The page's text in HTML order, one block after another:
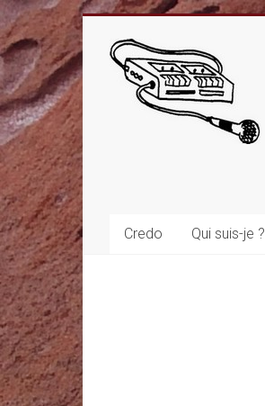
Credo Qui suis-je ?